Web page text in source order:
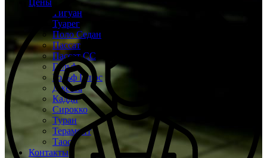
Цены
Тигуан
Туарег
Поло Седан
Пассат
Пассат СС
Гольф
Гольф Плюс
Джетта
Кадди
Сирокко
Туран
Терамонт
Таос
Контакты